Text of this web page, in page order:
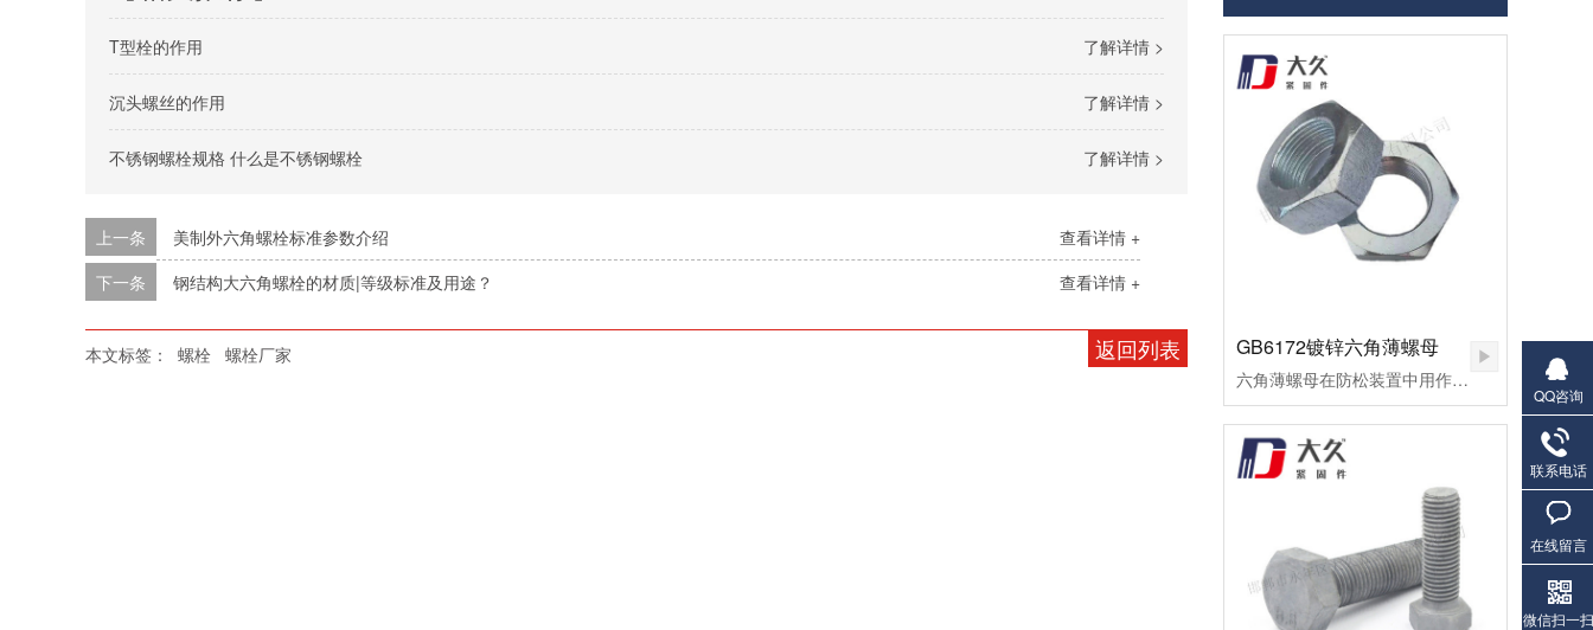
了解详情 >
T型栓的作用
了解详情 >
沉头螺丝的作用
了解详情 >
不锈钢螺栓规格 什么是不锈钢螺栓
查看详情 +
上一条
美制外六角螺栓标准参数介绍
查看详情 +
下一条 钢结构大六角螺栓的材质|等级标准及用途？
返回列表
本文标签： 螺栓 螺栓厂家 GB6172镀锌六角薄螺母
六角薄螺母在防松装置中用作副螺母，起锁紧作用，或用于螺纹连接副主要承受剪切力的地方。
QQ咨询
联系电话
在线留言
微信扫一扫